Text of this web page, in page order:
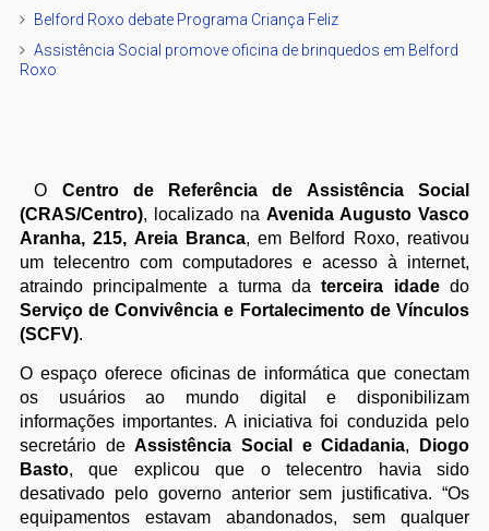
Belford Roxo debate Programa Criança Feliz
Assistência Social promove oficina de brinquedos em Belford
Roxo
O Centro de Referência de Assistência Social
(CRAS/Centro), localizado naAvenida Augusto Vasco
Aranha, 215, Areia Branca, em Belford Roxo, reativou
um telecentro com computadores e acesso à internet,
atraindo principalmente a turma daterceira idadedo
Serviço de Convivência e Fortalecimento de Vínculos
(SCFV).
O espaço oferece oficinas de informática que conectam
os usuários ao mundo digital e disponibilizam
informações importantes. A iniciativa foi conduzida pelo
secretário deAssistência Social e Cidadania,
Diogo
Basto, que explicou que o telecentro havia sido
desativado pelo governo anterior sem justificativa. “Os
equipamentos estavam abandonados, sem qualquer